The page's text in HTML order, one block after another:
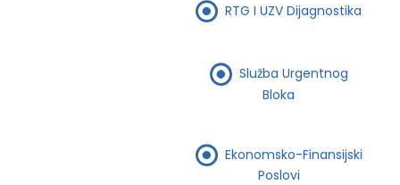
RTG I UZV Dijagnostika
Služba Urgentnog
Bloka
Ekonomsko-Finansijski
Poslovi